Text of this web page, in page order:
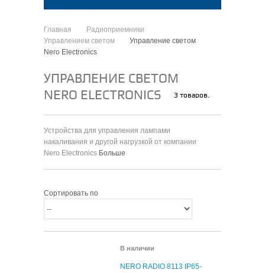
Главная
>
Радиоприемники
>
Управлением светом
Управление светом
Nero Electronics
УПРАВЛЕНИЕ СВЕТОМ
NERO ELECTRONICS
3 товаров.
Устройства для управления лампами
накаливания и другой нагрузкой от компании
Nero Electronics Больше
Сортировать по
В наличии
NERO RADIO 8113 IP65-